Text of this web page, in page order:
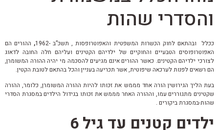
והסדרי שהות
ככלל ובהתאם לחוק הכשרות המשפטית והאפוטרופסות , תשכ”ב -1962 ,ההורים הם
האפוטרופוסים הטבעיים והחוקיים של ילדיהם הקטינים ועליהם חלה החובה לדאוג
לצורכי ילדיהם הקטינים. כאשר ההורים אינם מגיעים להסכמה מי יהיה ההורה המשומרן,
הם רשאים לפנות לערכאה שיפוטית, אשר תכריעה בעניין והכל בהתאם לטובת הקטין.
בעת הליך הגירושין הורה אחד מממש את זכותו להיות ההורה המשומרן, כלומר, ההורה
שקטינים מתגוררים עמו, וההורה האחר מממש את זכותו בגידול הילדים במסגרת הסדרי
שהות-במסגרת ביקורים .
ילדים קטנים עד גיל 6